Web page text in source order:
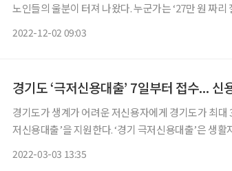
노인들의 울분이 터져 나왔다. 누군가는 ‘27만 원 짜리
2022-12-02 09:03
경기도 ‘극저신용대출’ 7일부터 접수... 신
경기도가 생계가 어려운 저신용자에게 경기도가 최대
저신용대출’을 지원한다. ‘경기 극저신용대출’은 생
2022-03-03 13:35